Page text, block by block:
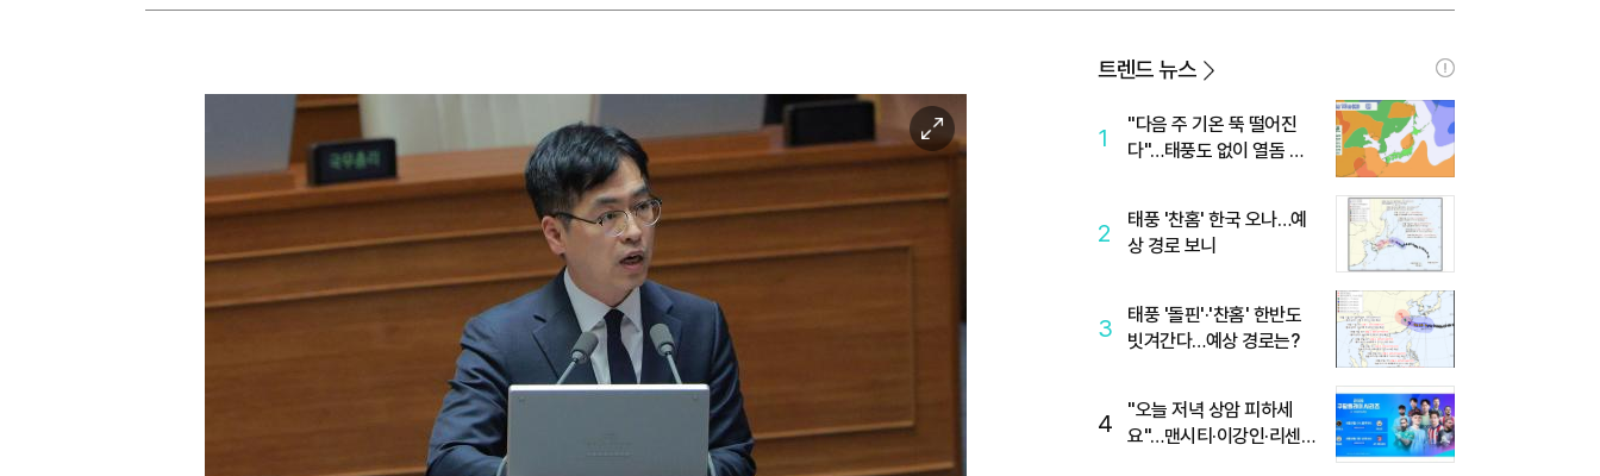
트
트
이
미
지
트렌드 뉴스
1
"다음 주 기온 뚝 떨어진
다"…태풍도 없이 열돔 박
2
태풍 '찬홈' 한국 오나…예
상 경로 보니
3
태풍 '돌핀'·'찬홈' 한반도
빗겨간다…예상 경로는?
4
"오늘 저녁 상암 피하세
요"…맨시티·이강인·리센느